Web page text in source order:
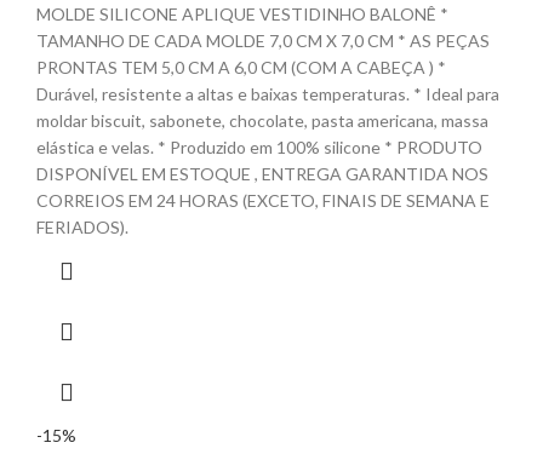
MOLDE SILICONE APLIQUE VESTIDINHO BALONÊ *
TAMANHO DE CADA MOLDE 7,0 CM X 7,0 CM * AS PEÇAS
PRONTAS TEM 5,0 CM A 6,0 CM (COM A CABEÇA ) *
Durável, resistente a altas e baixas temperaturas. * Ideal para
moldar biscuit, sabonete, chocolate, pasta americana, massa
elástica e velas. * Produzido em 100% silicone * PRODUTO
DISPONÍVEL EM ESTOQUE , ENTREGA GARANTIDA NOS
CORREIOS EM 24 HORAS (EXCETO, FINAIS DE SEMANA E
FERIADOS).
-15%